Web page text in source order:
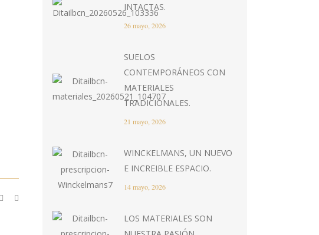
INTACTAS.
26 mayo, 2026
SUELOS
CONTEMPORÁNEOS CON
MATERIALES
TRADICIONALES.
21 mayo, 2026
WINCKELMANS, UN NUEVO
E INCREIBLE ESPACIO.
14 mayo, 2026
LOS MATERIALES SON